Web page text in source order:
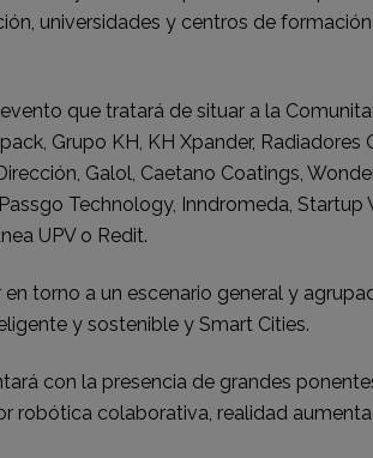
universidades y centros de
que tratará de situar a la
Grupo KH, KH Xpander,
Galol, Caetano Coatings,
Technology, Inndromeda,
UPV o Redit.
torno a un escenario general y
y sostenible y Smart Cities.
con la presencia de grandes
robótica colaborativa, realidad